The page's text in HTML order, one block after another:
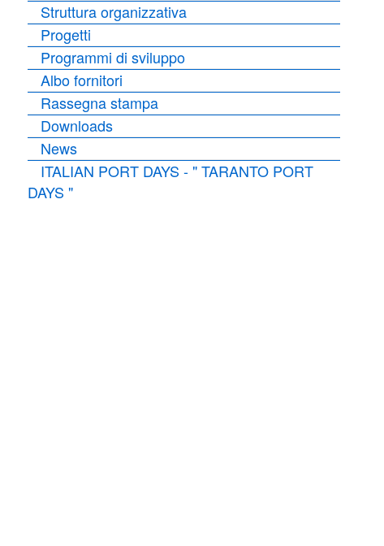
Struttura organizzativa
Progetti
Programmi di sviluppo
Albo fornitori
Rassegna stampa
Downloads
News
ITALIAN PORT DAYS - " TARANTO PORT
DAYS "